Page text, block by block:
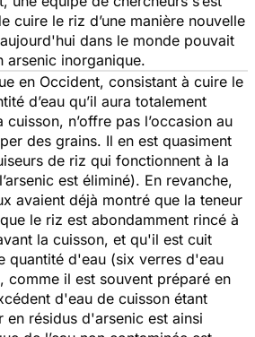
cuire le riz d’une manière nouvelle
dans le monde pouvait
arsenic inorganique.
en Occident, consistant à cuire le
d’eau qu’il aura totalement
n’offre pas l’occasion au
des grains. Il en est quasiment
de riz qui fonctionnent à la
est éliminé). En revanche,
avaient déjà montré que la teneur
le riz est abondamment rincé à
la cuisson, et qu'il est cuit
quantité d'eau (six verres d'eau
comme il est souvent préparé en
d'eau de cuisson étant
en résidus d'arsenic est ainsi